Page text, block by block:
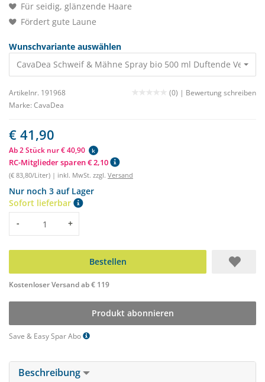
Für seidig, glänzende Haare
Fördert gute Laune
Wunschvariante auswählen
CavaDea Schweif & Mähne Spray bio 500 ml Duftende
Artikelnr. 191968 (0) | Bewertung schreiben
Marke: CavaDea
€ 41,90
Ab 2 Stück nur € 40,90 k
RC-Mitglieder sparen € 2,10
(€ 83,80/Liter) | inkl. MwSt. zzgl. Versand
Nur noch 3 auf Lager
Sofort lieferbar
Menge
- +
Bestellen
Kostenloser Versand ab € 119
Produkt abonnieren
Save & Easy Spar Abo
Beschreibung